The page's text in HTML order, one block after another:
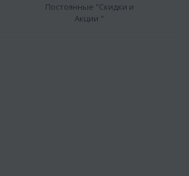
Постоянные "Скидки и
Акции "